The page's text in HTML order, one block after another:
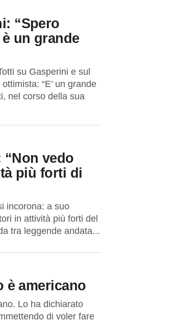
“Spero
un grande
su Gasperini e sul
“E’ un grande
nel corso della sua
vedo
più forti di
incorona: a suo
in attività più forti del
tra leggende andata...
è americano
Lo ha dichiarato
di voler fare